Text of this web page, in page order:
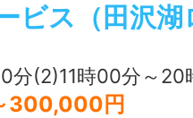
時00分～20時00分
300,000円